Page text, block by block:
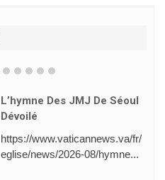
L’hymne Des JMJ De Séoul
Dévoilé
https://www.vaticannews.va/fr/
eglise/news/2026-08/hymne...